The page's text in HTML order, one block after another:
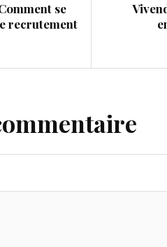
se
recrutement